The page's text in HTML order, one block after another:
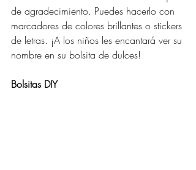
de agradecimiento. Puedes hacerlo con
marcadores de colores brillantes o stickers
de letras. ¡A los niños les encantará ver su
nombre en su bolsita de dulces!
Bolsitas DIY